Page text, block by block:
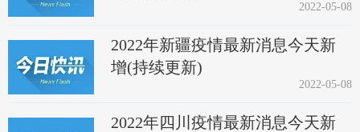
2022-05-08
2022年新疆疫情最新消息今天新
增(持续更新)
2022-05-08
2022年四川疫情最新消息今天新